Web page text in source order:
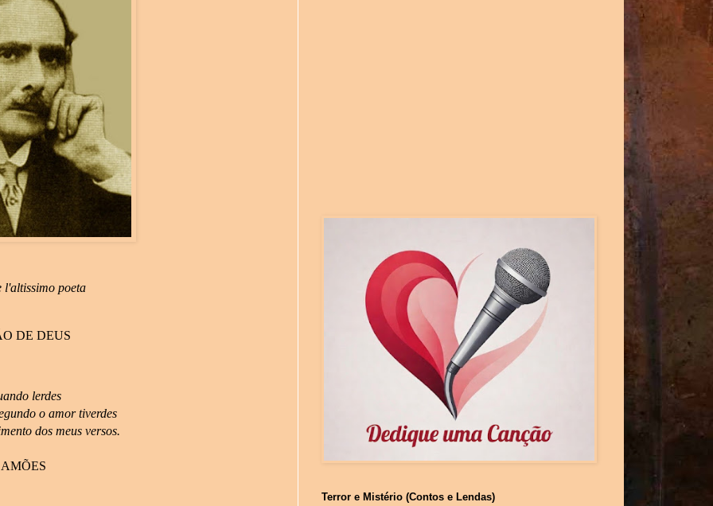
l'altissimo poeta
DE DEUS
lerdes
o amor tiverdes
dos meus versos.
Terror e Mistério (Contos e Lendas)